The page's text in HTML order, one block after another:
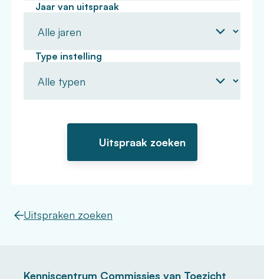
Jaar van uitspraak
Type instelling
Uitspraken zoeken
Kenniscentrum Commissies van Toezicht